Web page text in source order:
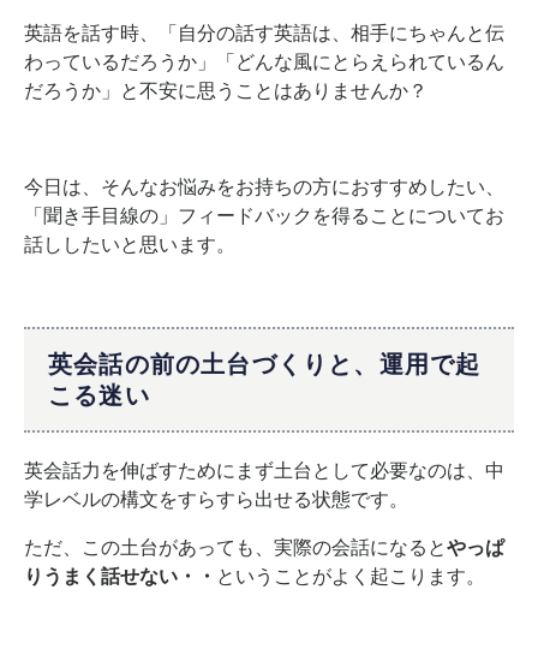
英語を話す時、「自分の話す英語は、相手にちゃんと伝
わっているだろうか」「どんな風にとらえられているん
だろうか」と不安に思うことはありませんか？
今日は、そんなお悩みをお持ちの方におすすめしたい、
「聞き手目線の」フィードバックを得ることについてお
話ししたいと思います。
英会話の前の土台づくりと、運用で起
こる迷い
英会話力を伸ばすために まず土台として必要なのは、 中
学レベルの構文をすらすら出せる状態です。
ただ、この土台があっても、 実際の会話になるとやっぱ
りうまく話せない・・ ということがよく起こります。